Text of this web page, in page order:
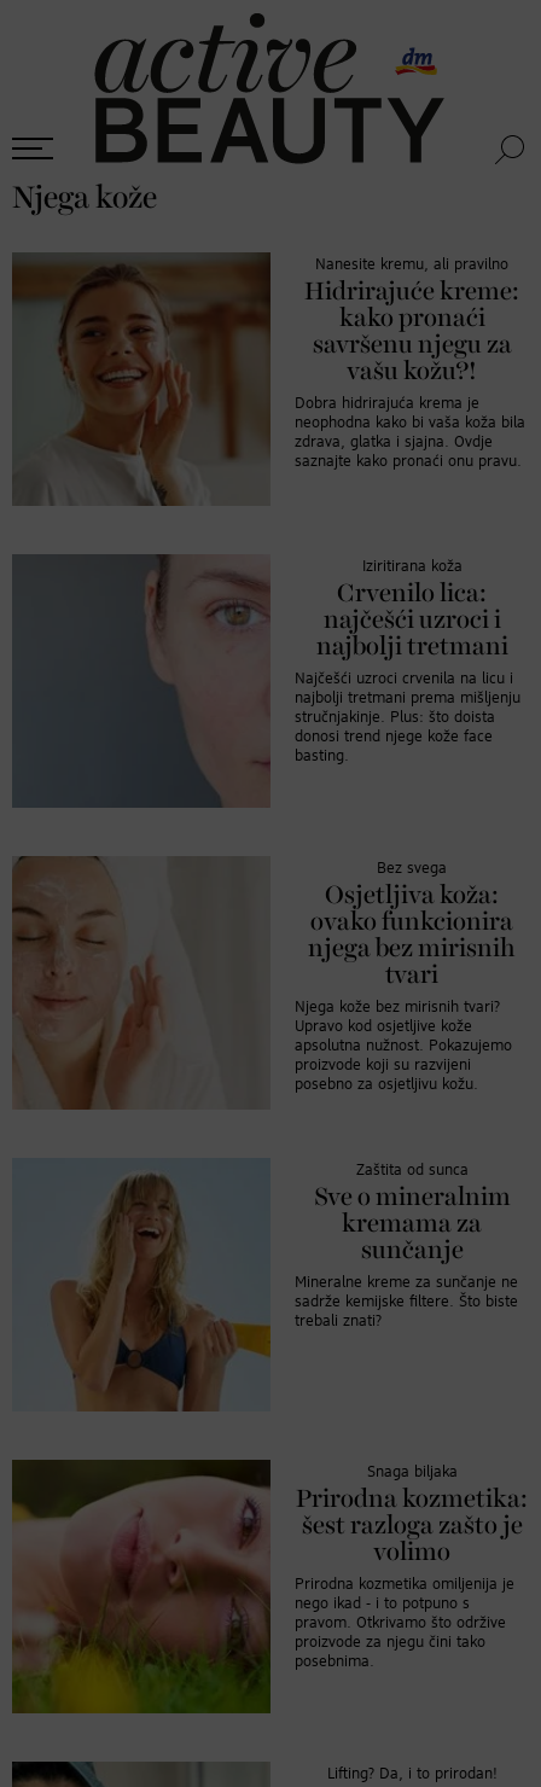
Njega kože
Nanesite kremu, ali pravilno
Hidrirajuće kreme:
kako pronaći
savršenu njegu za
vašu kožu?!
Dobra hidrirajuća krema je
neophodna kako bi vaša koža bila
zdrava, glatka i sjajna. Ovdje
saznajte kako pronaći onu pravu.
Iziritirana koža
Crvenilo lica:
najčešći uzroci i
najbolji tretmani
Najčešći uzroci crvenila na licu i
najbolji tretmani prema mišljenju
stručnjakinje. Plus: što doista
donosi trend njege kože face
basting.
Bez svega
Osjetljiva koža:
ovako funkcionira
njega bez mirisnih
tvari
Njega kože bez mirisnih tvari?
Upravo kod osjetljive kože
apsolutna nužnost. Pokazujemo
proizvode koji su razvijeni
posebno za osjetljivu kožu.
Zaštita od sunca
Sve o mineralnim
kremama za
sunčanje
Mineralne kreme za sunčanje ne
sadrže kemijske filtere. Što biste
trebali znati?
Snaga biljaka
Prirodna kozmetika:
šest razloga zašto je
volimo
Prirodna kozmetika omiljenija je
nego ikad - i to potpuno s
pravom. Otkrivamo što održive
proizvode za njegu čini tako
posebnima.
Lifting? Da, i to prirodan!